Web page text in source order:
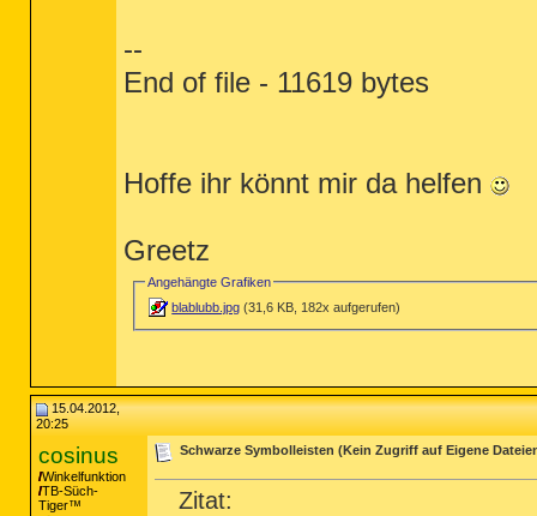
--
End of file - 11619 bytes
Hoffe ihr könnt mir da helfen
Greetz
Angehängte Grafiken
blablubb.jpg (31,6 KB, 182x aufgerufen)
15.04.2012,
20:25
cosinus
Winkelfunktion
TB-Süch-
Tiger™
Schwarze Symbolleisten (Kein Zugriff auf Eigene
Zitat: